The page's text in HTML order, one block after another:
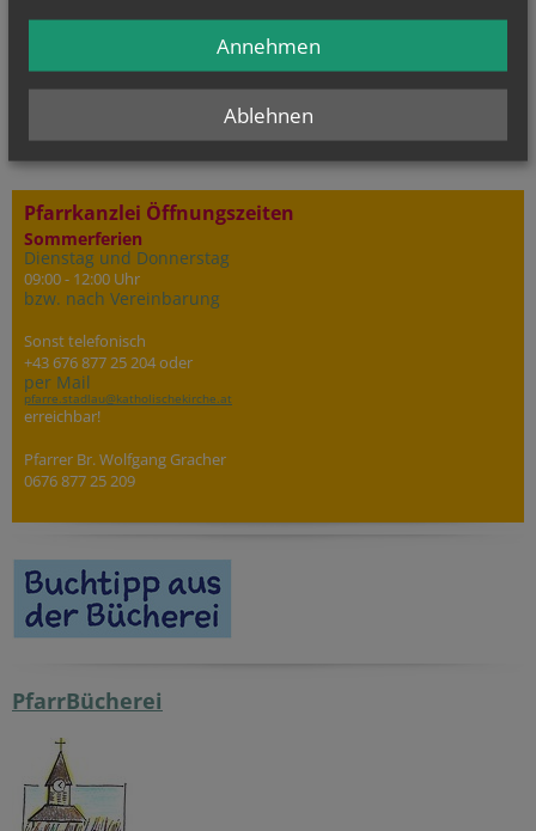
Gemeindemesse
Bücherei
Pfarrkanzlei Öffnungszeiten
Sommerferien
Dienstag und Donnerstag
09:00 - 12:00 Uhr
bzw. nach Vereinbarung
Sonst telefonisch
+43 676 877 25 204 oder
per Mail
pfarre.stadlau@katholischekirche.at
erreichbar!
Pfarrer Br. Wolfgang Gracher
0676 877 25 209
PfarrBücherei
Ablehnen
Annehmen